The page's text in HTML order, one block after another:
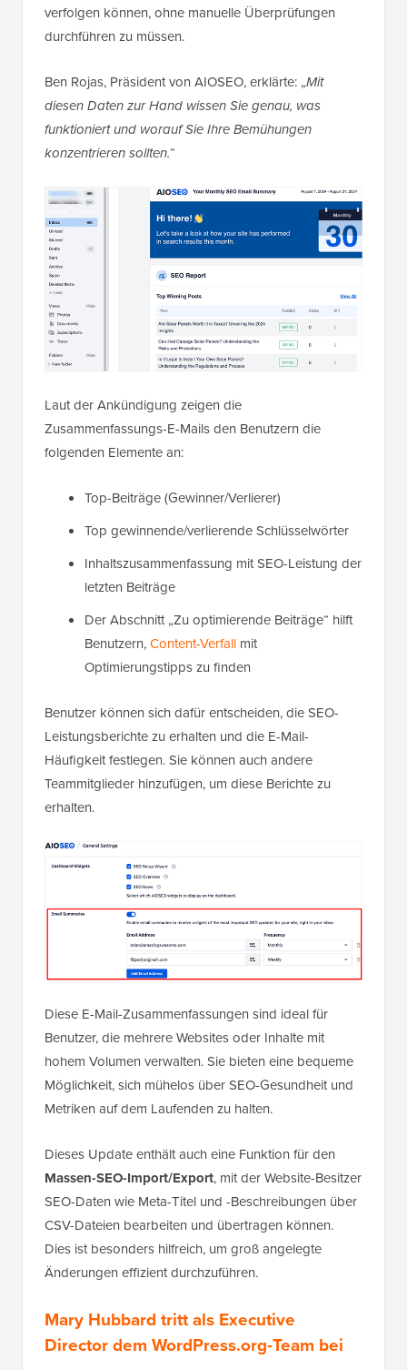
verfolgen können, ohne manuelle Überprüfungen
durchführen zu müssen.
Ben Rojas, Präsident von AIOSEO, erklärte: „Mit
diesen Daten zur Hand wissen Sie genau, was
funktioniert und worauf Sie Ihre Bemühungen
konzentrieren sollten.“
Laut der Ankündigung zeigen die
Zusammenfassungs-E-Mails den Benutzern die
folgenden Elemente an:
Top-Beiträge (Gewinner/Verlierer)
Top gewinnende/verlierende Schlüsselwörter
Inhaltszusammenfassung mit SEO-Leistung der
letzten Beiträge
Der Abschnitt „Zu optimierende Beiträge“ hilft
Benutzern,Content-Verfall mit
Optimierungstipps zu finden
Benutzer können sich dafür entscheiden, die SEO-
Leistungsberichte zu erhalten und die E-Mail-
Häufigkeit festlegen. Sie können auch andere
Teammitglieder hinzufügen, um diese Berichte zu
erhalten.
Diese E-Mail-Zusammenfassungen sind ideal für
Benutzer, die mehrere Websites oder Inhalte mit
hohem Volumen verwalten. Sie bieten eine bequeme
Möglichkeit, sich mühelos über SEO-Gesundheit und
Metriken auf dem Laufenden zu halten.
Dieses Update enthält auch eine Funktion für den
Massen-SEO-Import/Export, mit der Website-Besitzer
SEO-Daten wie Meta-Titel und -Beschreibungen über
CSV-Dateien bearbeiten und übertragen können.
Dies ist besonders hilfreich, um groß angelegte
Änderungen effizient durchzuführen.
Mary Hubbard tritt als Executive
Director dem WordPress.org-Team bei